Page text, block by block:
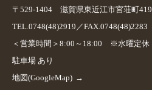
〒529-1404 滋賀県東近江市宮荘町419
TEL.0748(48)2919／FAX.0748(48)2283
＜営業時間＞8:00～18:00 ※水曜定休
駐車場 あり
地図(GoogleMap)